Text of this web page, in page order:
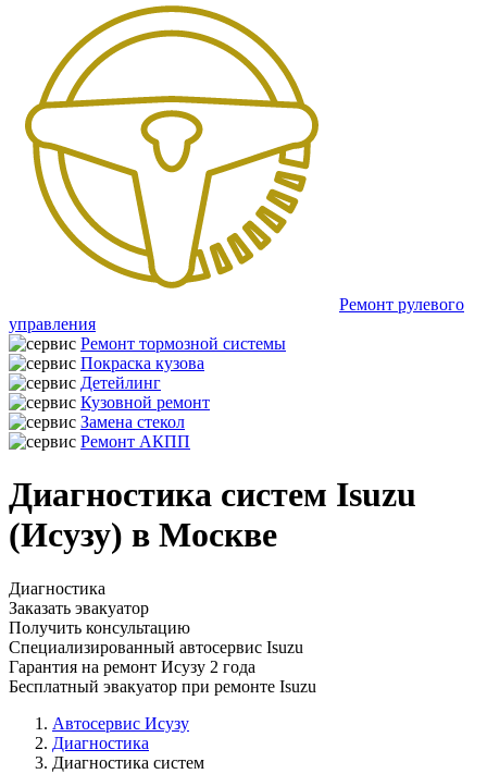
Ремонт рулевого
управления
Ремонт тормозной системы
Покраска кузова
Детейлинг
Кузовной ремонт
Замена стекол
Ремонт АКПП
Диагностика систем Isuzu
(Исузу) в Москве
Диагностика
Заказать эвакуатор
Получить консультацию
Специализированный автосервис Isuzu
Гарантия на ремонт Исузу 2 года
Бесплатный эвакуатор при ремонте Isuzu
Автосервис Исузу
Диагностика
Диагностика систем